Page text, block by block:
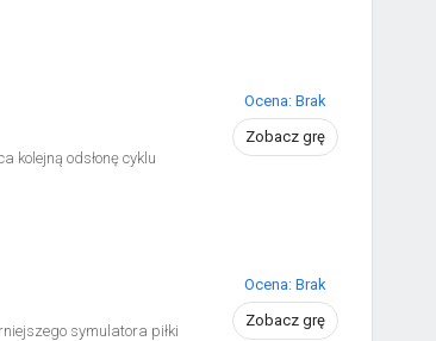
kolejną odsłonę cyklu
Ocena: Brak
Zobacz grę
symulatora piłki
Ocena: Brak
Zobacz grę